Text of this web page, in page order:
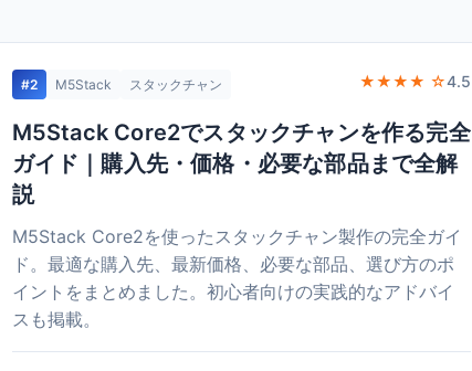
#2 M5Stack スタックチャン ★★★★ ☆4.5
M5Stack Core2でスタックチャンを作る完全
ガイド｜購入先・価格・必要な部品まで全解
説
M5Stack Core2を使ったスタックチャン製作の完全ガイ
ド。最適な購入先、最新価格、必要な部品、選び方のポ
イントをまとめました。初心者向けの実践的なアドバイ
スも掲載。